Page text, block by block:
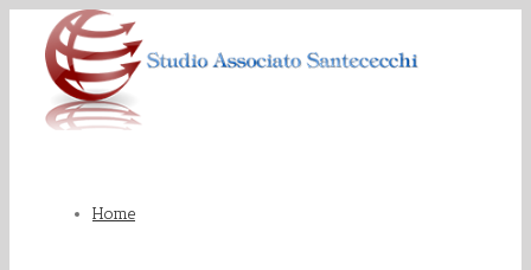
Home